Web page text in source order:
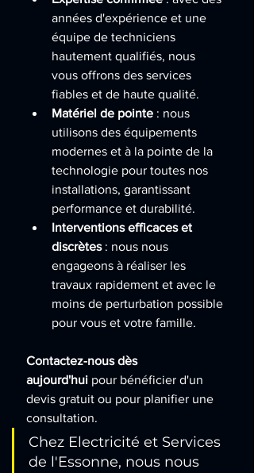
années d'expérience et une
équipe de techniciens
hautement qualifiés, nous
vous offrons des services
fiables et de haute qualité.
Matériel de pointe : nous
utilisons des équipements
modernes et à la pointe de la
technologie pour toutes nos
installations, garantissant
performance et durabilité.
Interventions efficaces et
discrètes : nous nous
engageons à réaliser les
travaux rapidement et avec le
moins de perturbation possible
pour vous et votre famille.
Contactez-nous dès
aujourd'hui pour bénéficier d'un
devis gratuit ou pour planifier une
consultation.
Chez Electricité et Services
de l'Essonne, nous nous